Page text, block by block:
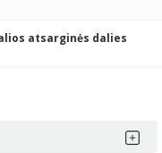
atsarginės dalies